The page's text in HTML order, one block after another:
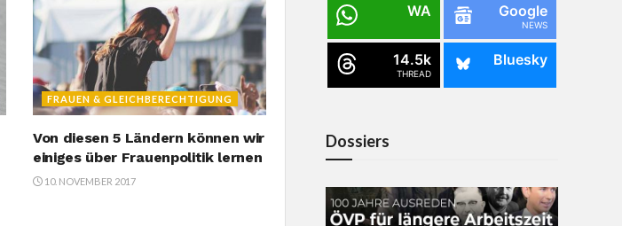
FRAUEN & GLEICHBERECHTIGUNG
Von diesen 5 Ländern können wir
einiges über Frauenpolitik lernen
10. NOVEMBER 2017
WA Google
NEWS
14.5k
THREAD
Bluesky
Dossiers